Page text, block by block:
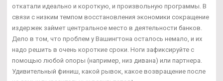
откатали идеально и короткую, и произвольную программы. В
связи с низким темпом восстановления экономики сокращение
издержек займет центральное место в деятельности банков.
Дело в том, что проблем у Вашингтона осталось немало, и их
надо решить в очень короткие сроки. Ноги зафиксируйте с
помощью любой опоры (например, низ дивана) или партнера.
Удивительный финиш, какой рывок, какое возвращение после